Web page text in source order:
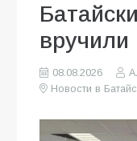
08.08.2026
Новости в